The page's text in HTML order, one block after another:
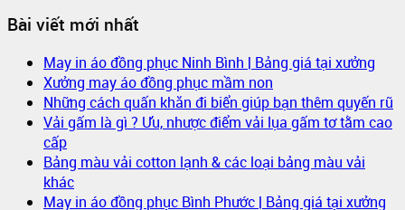
Bài viết mới nhất
May in áo đồng phục Ninh Bình | Bảng giá tại xưởng
Xưởng may áo đồng phục mầm non
Những cách quấn khăn đi biển giúp bạn thêm quyến rũ
Vải gấm là gì ? Ưu, nhược điểm vải lụa gấm tơ tằm cao
cấp
Bảng màu vải cotton lạnh & các loại bảng màu vải
khác
May in áo đồng phục Bình Phước | Bảng giá tại xưởng